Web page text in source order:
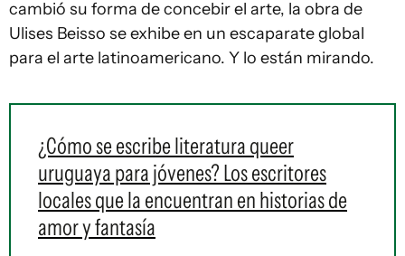
cambió su forma de concebir el arte, la obra de
Ulises Beisso se exhibe en un escaparate global
para el arte latinoamericano. Y lo están mirando.
¿Cómo se escribe literatura queer
uruguaya para jóvenes? Los escritores
locales que la encuentran en historias de
amor y fantasía